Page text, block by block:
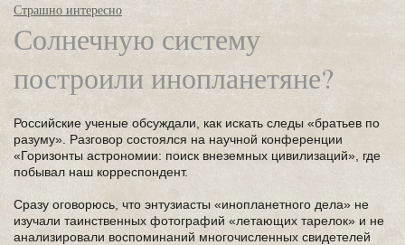
Страшно интересно
Солнечную систему
построили инопланетяне?
Российские ученые обсуждали, как искать следы «братьев по
разуму». Разговор состоялся на научной конференции
«Горизонты астрономии: поиск внеземных цивилизаций», где
побывал наш корреспондент.
Сразу оговорюсь, что энтузиасты «инопланетного дела» не
изучали таинственных фотографий «летающих тарелок» и не
анализировали воспоминаний многочисленных свидетелей